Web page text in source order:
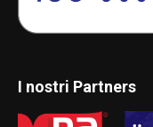
I nostri Partners